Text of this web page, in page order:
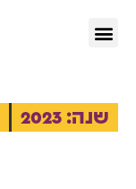
שנה: 2023